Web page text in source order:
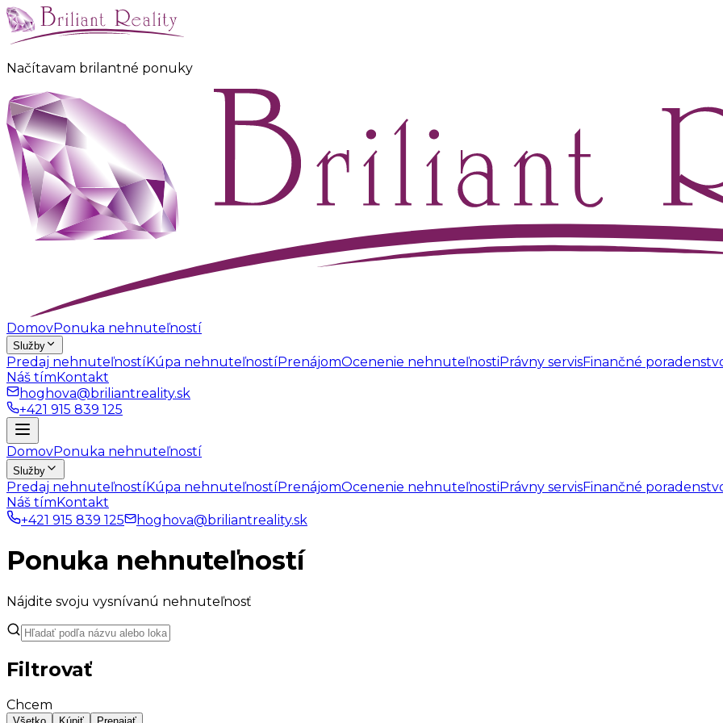
Načítavam brilantné ponuky.
DomovPonuka nehnuteľností
Služby
Predaj nehnuteľnostíKúpa nehnuteľnostíPrenájomOcenenie nehnuteľnostiPrávny servisFinančné
Náš tímKontakt
hoghova@briliantreality.sk
+421 915 839 125
DomovPonuka nehnuteľností
Služby
Predaj nehnuteľnostíKúpa nehnuteľnostíPrenájomOcenenie nehnuteľnostiPrávny servisFinančné
Náš tímKontakt
+421 915 839 125
hoghova@briliantreality.sk
Ponuka nehnuteľností
Nájdite svoju vysnívanú nehnuteľnosť
Filtrovať
Chcem